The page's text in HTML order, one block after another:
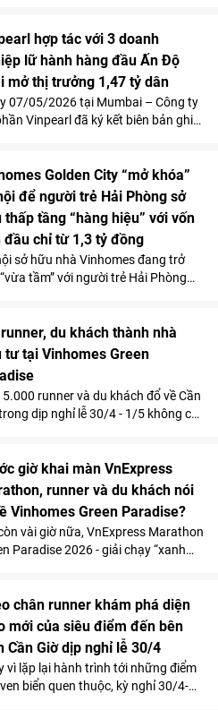
hợp tác với 3 doanh
lữ hành hàng đầu Ấn Độ
mở thị trưởng 1,47 tỷ dân
07/05/2026 tại Mumbai – Công ty
Vinpearl đã ký kết biên bản ghi
lữ hành hàng đầu Ấn Độ. Đây là
đi chiến lược nhằm tiếp cận trực
toàn diện tới mọi phân khúc
hàng, góp phần đưa Việt Nam
“điểm đến ưu tiên” tại thị trường
dân nhất hành tinh.
Golden City “mở khóa”
để người trẻ Hải Phòng sở
thấp tầng “hàng hiệu” với vốn
đầu chỉ từ 1,3 tỷ đồng
sở hữu nhà Vinhomes đang trở
tầm” với người trẻ Hải Phòng
từ 1,3 tỷ đồng. Không chỉ giải bài
tài chính, dự án còn mở ra một
gian sống mới - nơi những người
thể tận hưởng chuẩn sống
trong một khu đô thị hiện đại,
tiềm năng khai thác cũng như tăng
du khách thành nhà
tư tại Vinhomes Green
5.000 runner và du khách đổ về Cần
dịp nghỉ lễ 30/4 - 1/5 không chỉ
về cơ hội an cư và đầu tư tại siêu đô
Khi những bước chân chinh
đường chạy xuyên rừng chạm biển
lại, nhiều người ở lại lâu hơn để
sát và đi đến quyết định xuống tiền
đầy quyết đoán.
giờ khai màn VnExpress
runner và du khách nói
Vinhomes Green Paradise?
vài giờ nữa, VnExpress Marathon
Paradise 2026 - giải chạy “xanh
racekit, khoe dáng tại các điểm
in, khám phá những cung đường
thang mà chỉ vài tháng trước còn
biển, tìm hiểu dự án tại văn phòng
hàng… Tất cả tạo nên một bức tranh
nhiệt, vừa giàu cảm xúc về một
chân runner khám phá diện
mới của siêu điểm đến bên
Cần Giờ dịp nghỉ lễ 30/4
vì lặp lại hành trình tới những điểm
biển quen thuộc, kỳ nghỉ 30/4-